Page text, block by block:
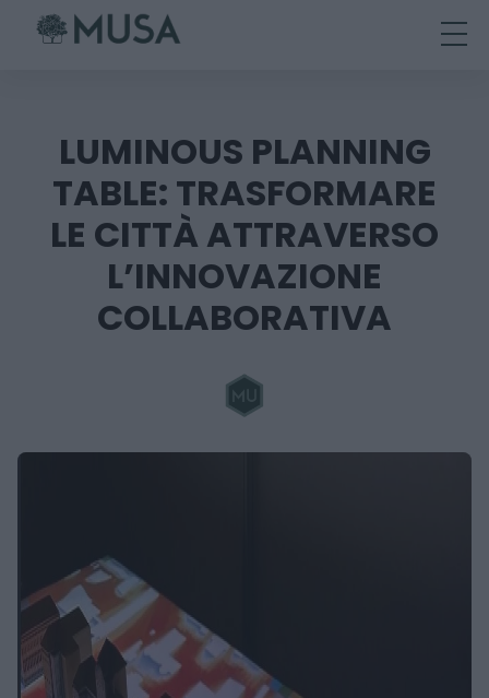
contentLUMINOUS PLANNING
TABLE: TRASFORMARE
LE CITTÀ ATTRAVERSO
L’INNOVAZIONE
COLLABORATIVA